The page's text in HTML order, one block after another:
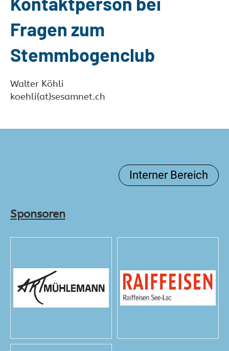
Fragen zum
Stemmbogenclub
Walter Köhli
koehli(at)sesamnet.ch
Interner Bereich
Sponsoren